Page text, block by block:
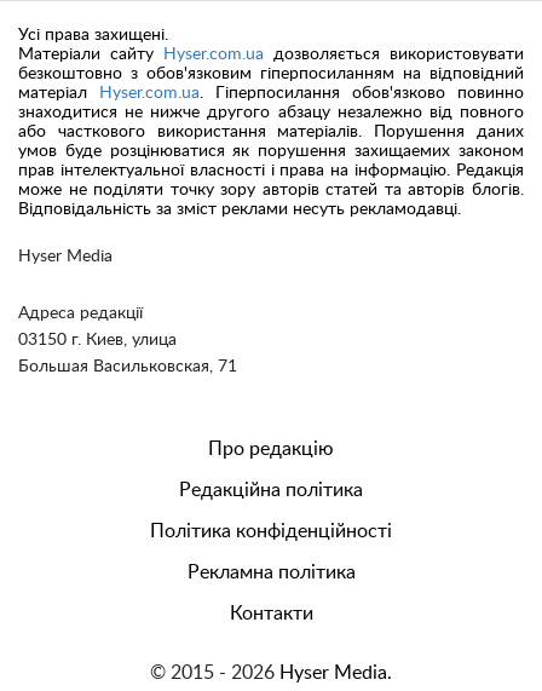
Hyser Media
Адреса редакції
03150 г. Киев, улица
Большая Васильковская, 71
Усі права захищені.
Матеріали сайту
Hyser.com.ua дозволяється використовувати
безкоштовно з обов'язковим гіперпосиланням на відповідний
матеріал
Hyser.com.ua . Гіперпосилання обов'язково повинно
знаходитися не нижче другого абзацу незалежно від повного
або часткового використання матеріалів. Порушення даних
умов буде розцінюватися як порушення захищаемих законом
прав інтелектуальної власності і права на інформацію. Редакція
може не поділяти точку зору авторів статей та авторів блогів.
Відповідальність за зміст реклами несуть рекламодавці.
Про редакцію
Редакційна політика
Політика конфіденційності
Рекламна політика
Контакти
© 2015 - 2026 Hyser Media.